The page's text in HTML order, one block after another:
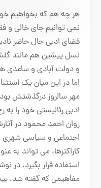
هر چه هم که بخواهیم
نمی توانیم جای خالی و
فضای ادبی حال حاضر
نسل پیشین هم مانند
و دولت آبادی و ساعدی
مهر سالروز درگذشتش
ادبی رئالیستی خود را
روان احمد محمود در
اجتماعی و سیاسی شهری
کاراکترها، می تواند به
استفاده قرار بگیرد. در
مفاهیمی که گفته شد،